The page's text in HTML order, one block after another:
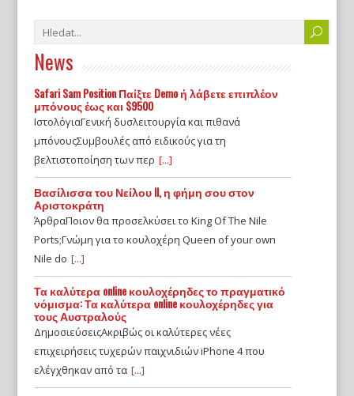
News
Safari Sam Position Παίξτε Demo ή λάβετε επιπλέον
μπόνους έως και $9500
ΙστολόγιαΓενική δυσλειτουργία και πιθανά
μπόνουςΣυμβουλές από ειδικούς για τη
βελτιστοποίηση των περ [...]
Βασίλισσα του Νείλου II, η φήμη σου στον
Αριστοκράτη
ΆρθραΠοιον θα προσελκύσει το King Of The Nile
Ports;Γνώμη για το κουλοχέρη Queen of your own
Nile do [...]
Τα καλύτερα online κουλοχέρηδες το πραγματικό
νόμισμα: Τα καλύτερα online κουλοχέρηδες για
τους Αυστραλούς
ΔημοσιεύσειςΑκριβώς οι καλύτερες νέες
επιχειρήσεις τυχερών παιχνιδιών iPhone 4 που
ελέγχθηκαν από τα [...]